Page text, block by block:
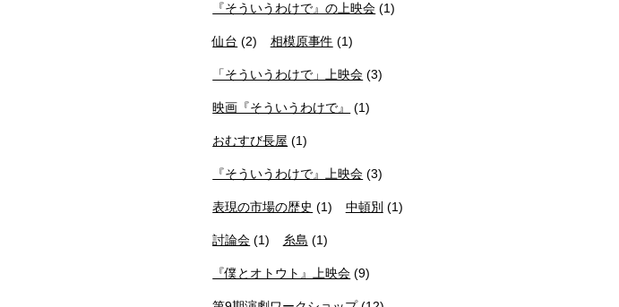
『そういうわけで』の上映会 (1)
仙台 (2) 相模原事件 (1)
「そういうわけで」上映会 (3)
映画『そういうわけで』 (1)
おむすび長屋 (1)
『そういうわけで』上映会 (3)
表現の市場の歴史 (1) 中頓別 (1)
討論会 (1) 糸島 (1)
『僕とオトウト』上映会 (9)